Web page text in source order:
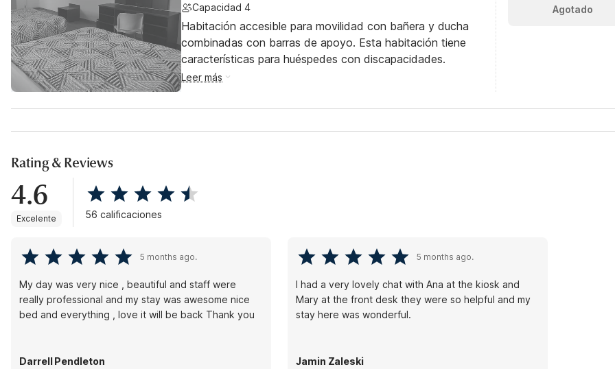
Capacidad 4
Habitación accesible para movilidad con bañera y ducha
combinadas con barras de apoyo. Esta habitación tiene
características para huéspedes con discapacidades.
Leer más
Agotado
Rating & Reviews
4.6
Excelente 56 calificaciones
5 months ago.
My day was very nice , beautiful and staff were
really professional and my stay was awesome nice
bed and everything , love it will be back Thank you
Darrell Pendleton
5 months ago.
I had a very lovely chat with Ana at the kiosk and
Mary at the front desk they were so helpful and my
stay here was wonderful.
Jamin Zaleski